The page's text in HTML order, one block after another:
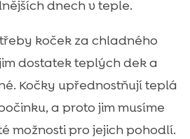
dnech v teple.
koček za chladného
dostatek teplých dek a
Kočky upřednostňují teplá
a proto jim musíme
možnosti pro jejich pohodlí.